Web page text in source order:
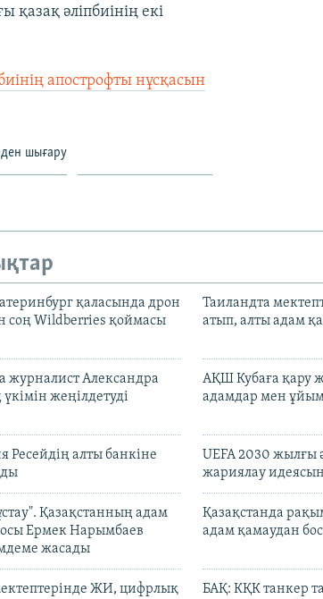
әліпбиінің екі
апострофты нұсқасын
шығару
қаласында дрон
соң Wildberries қоймасы
Таиландта
атып, алты адам
журналист Александра
жеңілдетуді
АҚШ Кубаға қару
адамдар мен
Ресейдің алты банкіне
UEFA 2030 жылғы
жариялау
Қазақстанның адам
Ермек Нарымбаев
жасады
Қазақстанда
адам қамаудан
ЖИ, цифрлық
БАҚ: КҚК танкер